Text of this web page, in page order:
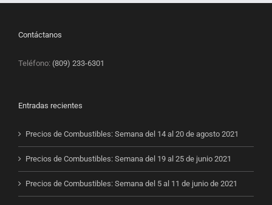
Contáctanos
Teléfono: (809) 233-6301
Entradas recientes
Precios de Combustibles: Semana del 14 al 20 de agosto 2021
Precios de Combustibles: Semana del 19 al 25 de junio 2021
Precios de Combustibles: Semana del 5 al 11 de junio de 2021